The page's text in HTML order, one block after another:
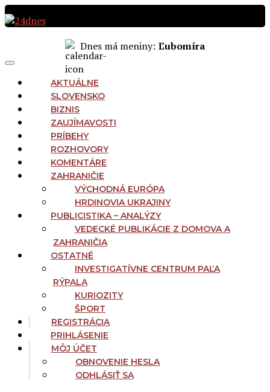
Preskočiť
na
Dnes má meniny: Ľubomíra
NAVIGATION
Menu
AKTUÁLNE
SLOVENSKO
BIZNIS
ZAUJÍMAVOSTI
PRÍBEHY
ROZHOVORY
KOMENTÁRE
ZAHRANIČIE
VÝCHODNÁ EURÓPA
HRDINOVIA UKRAJINY
PUBLICISTIKA – ANALÝZY
VEDECKÉ PUBLIKÁCIE Z DOMOVA A
ZAHRANIČIA
OSTATNÉ
INVESTIGATÍVNE CENTRUM PAĽA
RÝPALA
KURIOZITY
ŠPORT
REGISTRÁCIA
PRIHLÁSENIE
MÔJ ÚČET
OBNOVENIE HESLA
ODHLÁSIŤ SA